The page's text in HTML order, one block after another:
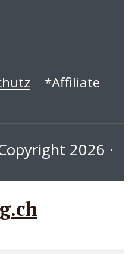
*Affiliate
2026 ·